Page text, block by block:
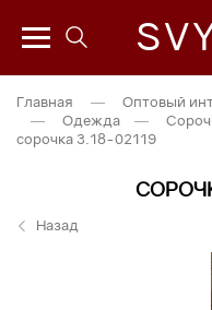
Главная — Оптовый
—
Одежда —
сорочка 3.18-02119
Назад